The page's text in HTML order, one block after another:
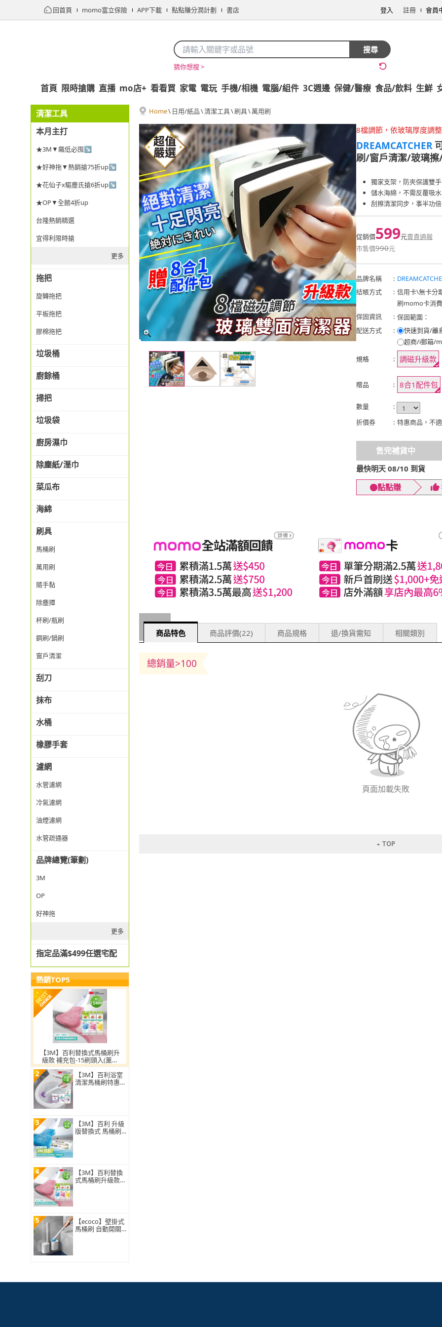
回首頁 momo富立保險 APP下載 點點賺分潤計劃 書店 登入 註冊 會員
搜尋
猜你想搜 >
首頁 限時搶購 直播 mo店+ 看看買 家電 電玩 手機/相機 電腦/組件 3C週邊 保健/醫療 食品/飲料 生鮮
清潔工具
本月主打
★3M▼飆低必囤↘
★好神拖▼熱銷搶75折up↘
★花仙子x驅塵氏搶6折up↘
★OP▼全館4折up
台隆熱銷精選
宜得利限時搶
更多
拖把
旋轉拖把
平板拖把
膠棉拖把
垃圾桶
廚餘桶
掃把
垃圾袋
廚房濕巾
除塵紙/溼巾
菜瓜布
海綿
刷具
馬桶刷
萬用刷
隨手黏
除塵撢
杯刷/瓶刷
鋼刷/鍋刷
窗戶清潔
刮刀
抹布
水桶
橡膠手套
濾網
水管濾網
冷氣濾網
油煙濾網
水管疏通器
品牌總覽(筆劃)
3M
OP
好神拖
更多
指定品滿$499任選宅配
熱銷TOP5
【3M】百利替換式馬桶刷升
級款 補充包-15刷頭入(薰衣
草/香檸/無香 可任選)
2
【3M】百利浴室
清潔馬桶刷特惠
3
【3M】百利 升級
版替換式 馬桶刷
4
【3M】百利替換
式馬桶刷升級款
5
【ecoco】壁掛式
馬桶刷 自動開關
Home\ 日用/紙品\清潔工具\刷具\萬用刷
8檔調節，依玻璃厚度調
DREAMCATCHER
刷/窗戶清潔/玻璃
獨家支架，防夾保護雙手
儲水海綿，不需反覆吸水
刮擦清潔同步，事半功倍
促銷價599元賣貴通報
市售價990元
品牌名稱 :
結帳方式
: 信用卡\無卡分
刷momo卡消
保固資訊
: 保固範圍：
配送方式
:
快速到貨/離
超商/i郵箱/
規格
: 調磁升級款
贈品 : 8合1配件包
數量
:
折價券
: 特惠商品，不
售完補貨中
最快明天 08/10 到貨
點點賺
商品特色 商品評價(22) 商品規格 退/換貨需知 相關類別
總銷量>100
頁面加載失敗
TOP